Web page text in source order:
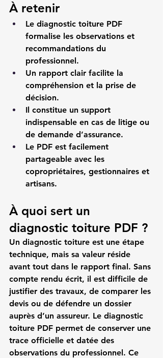
À retenir
Le diagnostic toiture PDF
formalise les observations et
recommandations du
professionnel.
Un rapport clair facilite la
compréhension et la prise de
décision.
Il constitue un support
indispensable en cas de litige ou
de demande d’assurance.
Le PDF est facilement
partageable avec les
copropriétaires, gestionnaires et
artisans.
À quoi sert un
diagnostic toiture PDF ?
Un diagnostic toiture est une étape
technique, mais sa valeur réside
avant tout dans le rapport final. Sans
compte rendu écrit, il est difficile de
justifier des travaux, de comparer les
devis ou de défendre un dossier
auprès d’un assureur. Le diagnostic
toiture PDF permet de conserver une
trace officielle et datée des
observations du professionnel. Ce